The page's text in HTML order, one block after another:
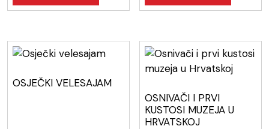
OSJEČKI VELESAJAM
OSNIVAČI I PRVI
KUSTOSI MUZEJA U
HRVATSKOJ